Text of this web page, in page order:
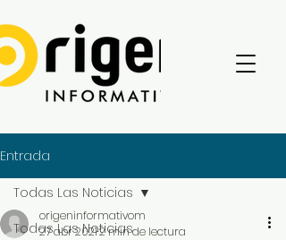
Entrada
Todas Las Noticias
Todas Las Noticias
origeninformativom
27 abr 20212 min de lectura